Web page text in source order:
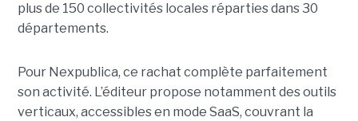
plus de 150 collectivités locales réparties dans 30
départements.
Pour Nexpublica, ce rachat complète parfaitement
son activité. L’éditeur propose notamment des outils
verticaux, accessibles en mode SaaS, couvrant la